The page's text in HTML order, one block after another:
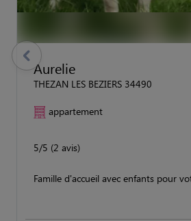
Aurelie
THEZAN LES BEZIERS 34490
appartement
5/5 (2 avis)
Famille d'accueil avec enfants pour
previous